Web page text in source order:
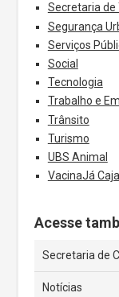
Secretaria de
Segurança
Serviços
Social
Tecnologia
Trabalho e
Trânsito
Turismo
UBS Animal
VacinaJá
Acesse
Secretaria de
Notícias